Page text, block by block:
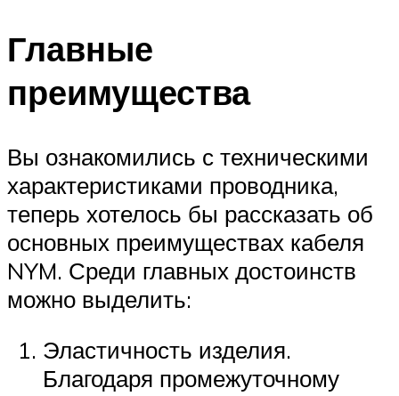
Главные
преимущества
Вы ознакомились с техническими
характеристиками проводника,
теперь хотелось бы рассказать об
основных преимуществах кабеля
NYM. Среди главных достоинств
можно выделить:
Эластичность изделия.
Благодаря промежуточному